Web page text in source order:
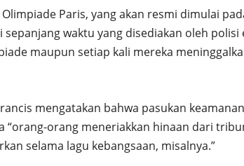
Paris, yang akan resmi dimulai
waktu yang disediakan oleh polisi
maupun setiap kali mereka
mengatakan bahwa pasukan
“orang-orang meneriakkan hinaan dari
selama lagu kebangsaan, misalnya.”